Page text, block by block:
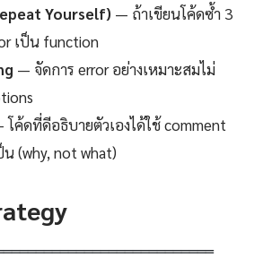
Yourself) — ถ้าเขียนโค้ดซ้ำ 3
เป็น function
— จัดการ error อย่างเหมาะสมไม่
โค้ดที่ดีอธิบายตัวเองได้ใช้ comment
น (why, not what)